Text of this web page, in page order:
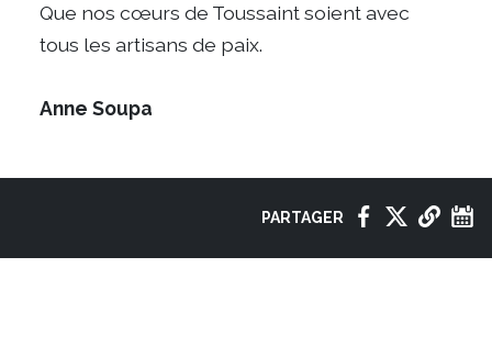
Que nos cœurs de Toussaint soient avec
tous les artisans de paix.
Anne Soupa
PARTAGER